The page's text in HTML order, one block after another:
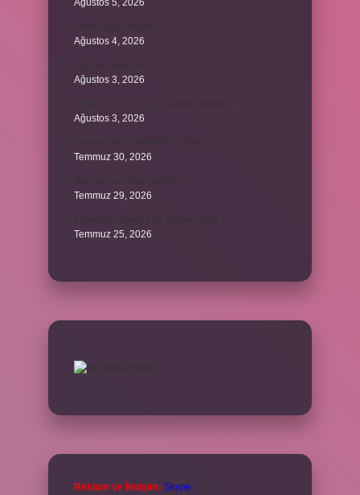
Ağustos 5, 2026
Ağustos 4, 2026
Ağustos 3, 2026
Ağustos 3, 2026
Temmuz 30, 2026
Temmuz 29, 2026
Temmuz 25, 2026
Reklam ve İletişim: Skype: